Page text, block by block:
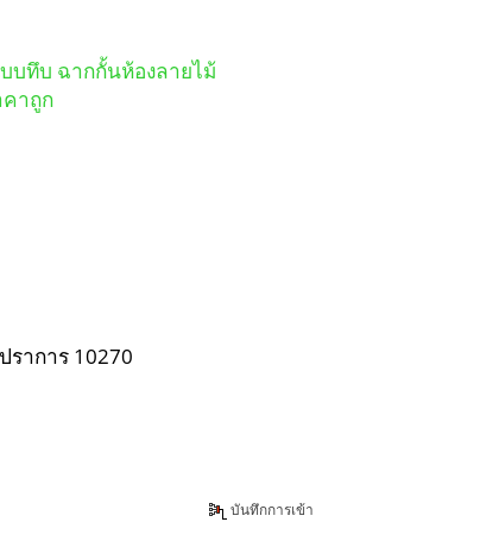
บทึบ ฉากกั้นห้องลายไม้
าถูก
ราการ 10270
บันทึกการเข้า